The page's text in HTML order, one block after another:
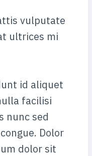
vulputate
ultrices mi
id aliquet
facilisi
nunc sed
Dolor
dolor sit